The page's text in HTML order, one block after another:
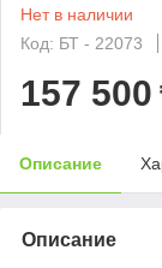
Нет в наличии
Код: БТ - 22073
157 500
Описание
Описание